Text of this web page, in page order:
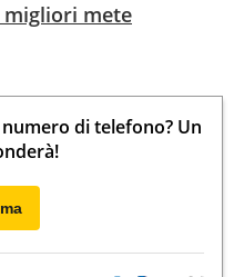
migliori mete
di telefono? Un